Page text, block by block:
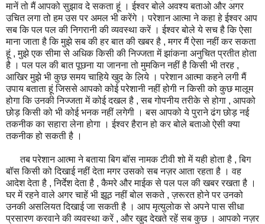
मानें तो मैं आपको सुझाव दे सकता हूं । ईश्वर बोले अवश्य बताओ और अगर
उचित लगा तो हम उस पर अमल भी करेंगे । परेशान आत्मा ने कहा हे ईश्वर आप
सब कि पल पल की निगरानी की व्यवस्था करें । ईश्वर बोले ये सच है कि ऐसा
माना जाता है कि मुझे सब की हर बात की खबर है , मगर मैं ऐसा नहीं कर सकता
हूं , मुझे एक सीमा से अधिक किसी की निज्जता में झांकना अनुचित प्रतीत होता
है । पल पल की बात पूछना या जानना तो मुमकिन नहीं है किसी भी तरह ,
आखिर मुझे भी कुछ समय चाहिये खुद के लिये । परेशान आत्मा कहने लगी मैं
उपाय बताता हूं जिससे आपको कोई परेशानी नहीं होगी न किसी को कुछ मालूम
होगा कि उनकी निज्जता में कोई दखल है , सब गोपनीय तरीके से होगा , आपको
छोड़ किसी को भी कोई भनक नहीं लगेगी । बस आपको ये पुराने ढंग छोड़ नई
तकनीक का सहारा लेना होगा । ईश्वर हैरान हो कर बोले बताओ ऐसी क्या
तकनीक हो सकती है ।
तब परेशान आत्मा ने बताया बिग बॉस नामक टीवी शो में यही होता है , बिग
बॉस किसी को दिखाई नहीं देता मगर उसको सब नज़र आता रहता है । वह
आदेश देता है , निर्देश देता है , कैमरे और माईक से पल पल की खबर रखता है ।
घर में रहने वाले अगर चाहें भी झूठ नहीं बोल सकते , ज़रूरत होने पर उनको
उनकी असलियत दिखाई जा सकती है । आप मृत्युलोक से अपने पास सीधा
प्रसारण करवाने की व्यवस्था करें , और खुद देखते रहें सब कुछ । आपको नज़र